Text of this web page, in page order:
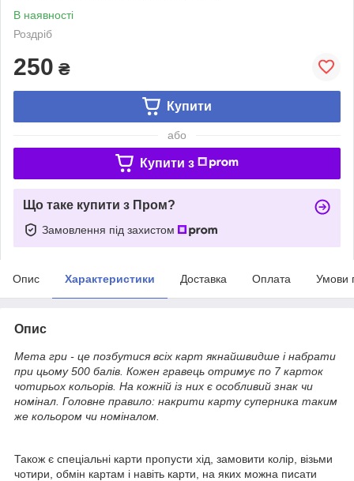
В наявності
Роздріб
250 ₴
Купити
або
Купити з
Що таке купити з Пром?
Замовлення під захистом
Опис Характеристики Доставка Оплата Умови
Опис
Мета гри - це позбутися всіх карт якнайшвидше і набрати
при цьому 500 балів. Кожен гравець отримує по 7 карток
чотирьох кольорів. На кожній із них є особливий знак чи
номінал. Головне правило: накрити карту суперника таким
же кольором чи номіналом.
Також є спеціальні карти пропусти хід, замовити колір, візьми
чотири, обмін картам і навіть карти, на яких можна писати